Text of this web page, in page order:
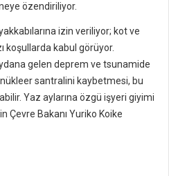
özendiriliyor.
izin veriliyor; kot ve
koşullarda kabul görüyor.
gelen deprem ve tsunamide
santralini kaybetmesi, bu
Yaz aylarına özgü işyeri giyimi
Çevre Bakanı Yuriko Koike